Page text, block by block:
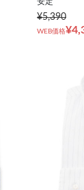
¥5,390
WEB価格